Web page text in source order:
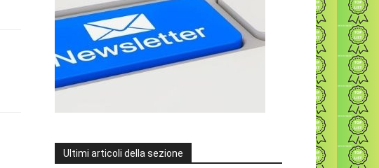
Ultimi articoli della sezione